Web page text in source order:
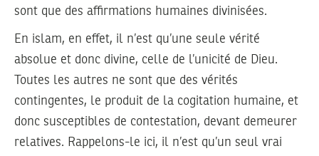
sont que des affirmations humaines divinisées.
En islam, en effet, il n’est qu’une seule vérité
absolue et donc divine, celle de l’unicité de Dieu.
Toutes les autres ne sont que des vérités
contingentes, le produit de la cogitation humaine, et
donc susceptibles de contestation, devant demeurer
relatives. Rappelons-le ici, il n’est qu’un seul vrai